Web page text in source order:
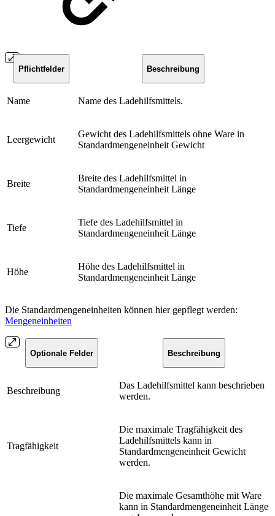
Pflichtfelder Beschreibung
Name Name des Ladehilfsmittels.
Leergewicht
Gewicht des Ladehilfsmittels ohne Ware in
Standardmengeneinheit Gewicht
Breite
Breite des Ladehilfsmittel in
Standardmengeneinheit Länge
Tiefe
Tiefe des Ladehilfsmittel in
Standardmengeneinheit Länge
Höhe
Höhe des Ladehilfsmittel in
Standardmengeneinheit Länge
Die Standardmengeneinheiten können hier gepflegt werden:
Mengeneinheiten
Optionale Felder Beschreibung
Beschreibung
Das Ladehilfsmittel kann beschrieben
werden.
Tragfähigkeit
Die maximale Tragfähigkeit des
Ladehilfsmittels kann in
Standardmengeneinheit Gewicht
werden.
Die maximale Gesamthöhe mit Ware
kann in Standardmengeneinheit Länge